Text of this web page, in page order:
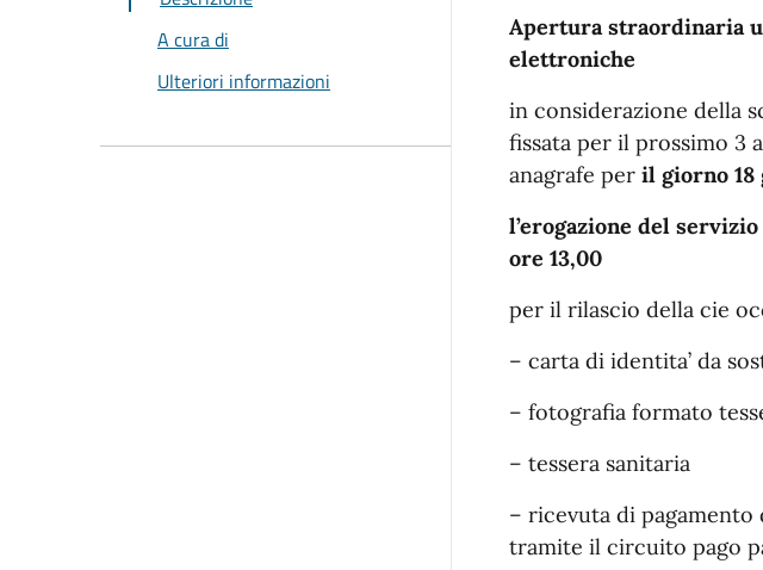
A cura di
Ulteriori informazioni
Apertura straordinaria
elettroniche
in considerazione della
fissata per il prossimo 3
anagrafe per il giorno 18
l’erogazione del
ore 13,00
per il rilascio della cie
– carta di identita’ da
– fotografia formato
– tessera sanitaria
– ricevuta di
tramite il circuito pago